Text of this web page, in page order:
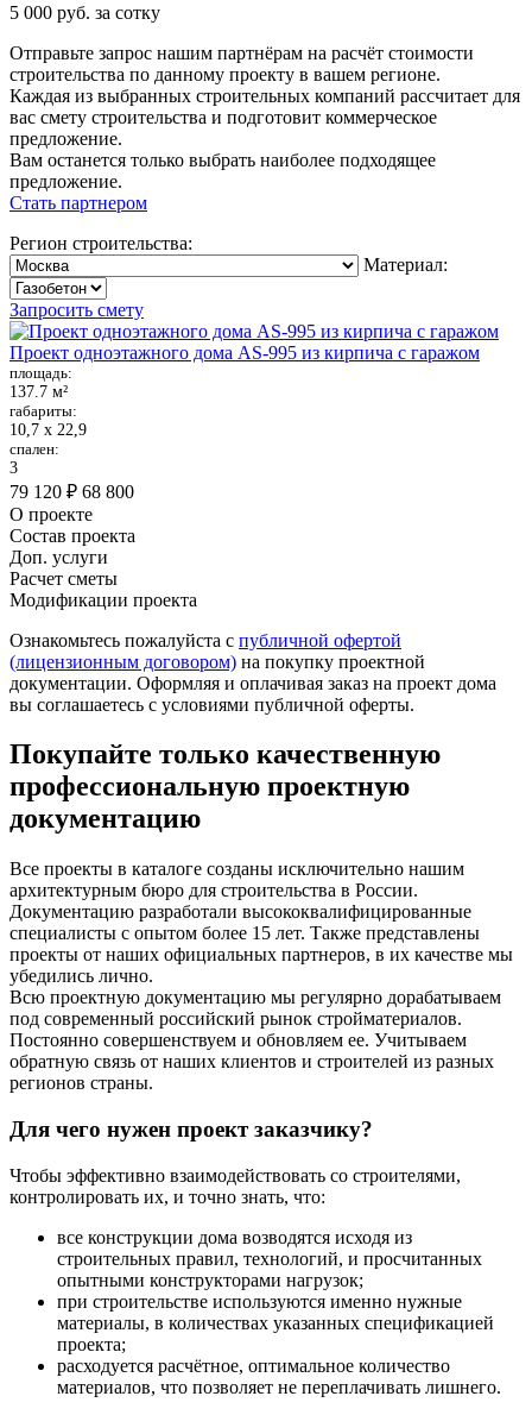
5 000 руб. за сотку
Отправьте запрос нашим партнёрам на расчёт стоимости
строительства по данному проекту в вашем регионе.
Каждая из выбранных строительных компаний рассчитает для
вас смету строительства и подготовит коммерческое
предложение.
Вам останется только выбрать наиболее подходящее
предложение.
Стать партнером
Регион строительства:
Материал:
Запросить смету
Проект одноэтажного дома AS-995 из кирпича с гаражом
площадь:
137.7 м²
габариты:
10,7 х 22,9
спален:
3
79 120 ₽ 68 800
О проекте
Состав проекта
Доп. услуги
Расчет сметы
Модификации проекта
Ознакомьтесь пожалуйста с публичной офертой
(лицензионным договором) на покупку проектной
документации. Оформляя и оплачивая заказ на проект дома
вы соглашаетесь с условиями публичной оферты.
Покупайте только качественную
профессиональную проектную
документацию
Все проекты в каталоге созданы исключительно нашим
архитектурным бюро для строительства в России.
Документацию разработали высококвалифицированные
специалисты с опытом более 15 лет. Также представлены
проекты от наших официальных партнеров, в их качестве мы
убедились лично.
Всю проектную документацию мы регулярно дорабатываем
под современный российский рынок стройматериалов.
Постоянно совершенствуем и обновляем ее. Учитываем
обратную связь от наших клиентов и строителей из разных
регионов страны.
Для чего нужен проект заказчику?
Чтобы эффективно взаимодействовать со строителями,
контролировать их, и точно знать, что:
все конструкции дома возводятся исходя из
строительных правил, технологий, и просчитанных
опытными конструкторами нагрузок;
при строительстве используются именно нужные
материалы, в количествах указанных спецификацией
проекта;
расходуется расчётное, оптимальное количество
материалов, что позволяет не переплачивать лишнего.